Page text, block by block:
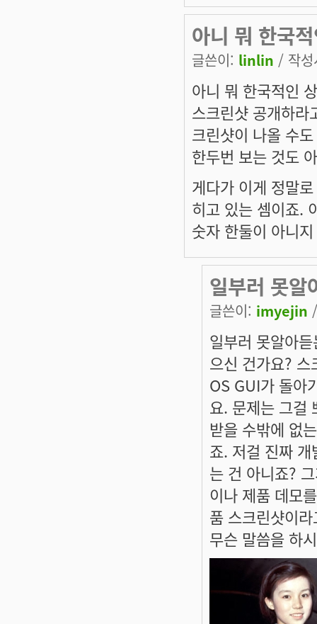
아니 뭐 한국
글쓴이: linlin / 작
아니 뭐 한국적인
스크린샷 공개하라
크린샷이 나올 수
한두번 보는 것도
게다가 이게 정말
히고 있는 셈이죠.
숫자 한둘이 아니
일부러 못알
글쓴이: imyejin
일부러 못알아
으신 건가요?
OS GUI가 돌아
요. 문제는 그걸
받을 수밖에 없
죠. 저걸 진짜
는 건 아니죠?
이나 제품 데모
품 스크린샷이
무슨 말씀을 하